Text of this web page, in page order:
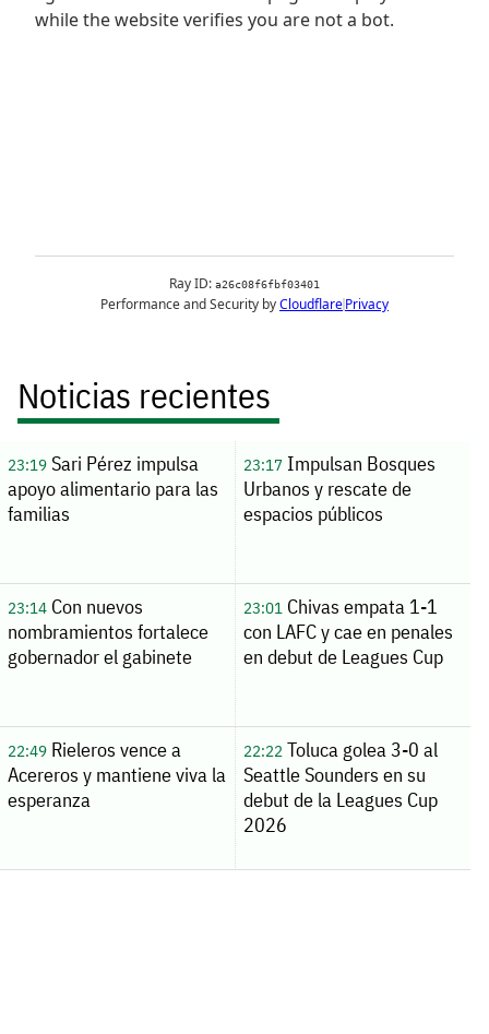
Noticias recientes
23:19Sari Pérez impulsa
apoyo alimentario para las
familias
23:17Impulsan Bosques
Urbanos y rescate de
espacios públicos
23:14Con nuevos
nombramientos fortalece
gobernador el gabinete
23:01Chivas empata 1-1
con LAFC y cae en penales
en debut de Leagues Cup
22:49Rieleros vence a
Acereros y mantiene viva la
esperanza
22:22Toluca golea 3-0 al
Seattle Sounders en su
debut de la Leagues Cup
2026